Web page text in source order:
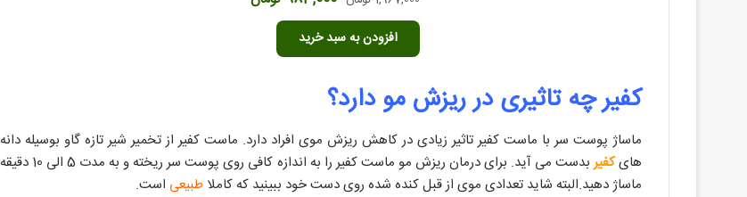
اصلی
1,967,000 تومان
افزودن به سبد خرید
کفیر چه تاثیری در ریزش مو دارد؟
ماساژ پوست سر با ماست کفیر تاثیر زیادی در کاهش ریزش موی افراد دارد. ماست کفیر از تخمیر شیر تازه گاو بوسیله دانه
هایکفیر
بدست می آید. برای درمان ریزش مو ماست کفیر را به اندازه کافی روی پوست سر ریخته و به مدت 5 الی 10 دقیقه
ماساژ دهید.البته شاید تعدادی موی از قبل کنده شده روی دست خود ببینید که کاملا طبیعی است.